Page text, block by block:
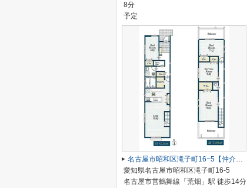
8分
予定
名古屋市昭和区滝子町16−5【仲介手数料無料】新築一戸建て 1号棟
愛知県名古屋市昭和区滝子町16-5
名古屋市営鶴舞線「荒畑」駅 徒歩14分